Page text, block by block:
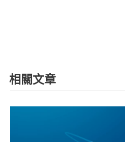
相關文章